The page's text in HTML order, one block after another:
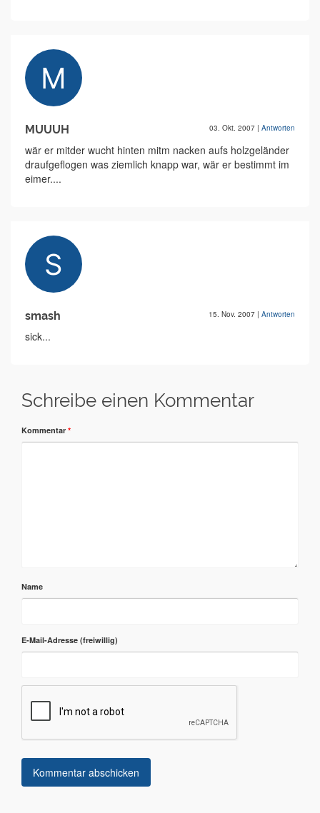
MUUUH 03. Okt. 2007 | Antworten
wär er mitder wucht hinten mitm nacken aufs holzgeländer
draufgeflogen was ziemlich knapp war, wär er bestimmt im
eimer....
smash 15. Nov. 2007 | Antworten
sick...
Schreibe einen Kommentar
Kommentar *
Name
E-Mail-Adresse